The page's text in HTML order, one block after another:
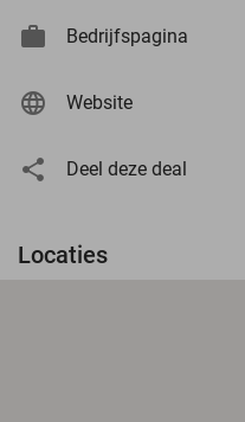
Bedrijfspagina
Website
Deel deze deal
Locaties